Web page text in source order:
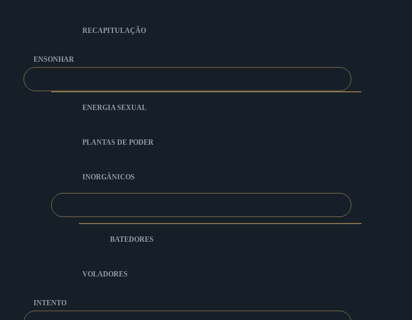
RECAPITULAÇÃO
ENSONHAR
ENERGIA SEXUAL
PLANTAS DE PODER
INORGÂNICOS
BATEDORES
VOLADORES
INTENTO